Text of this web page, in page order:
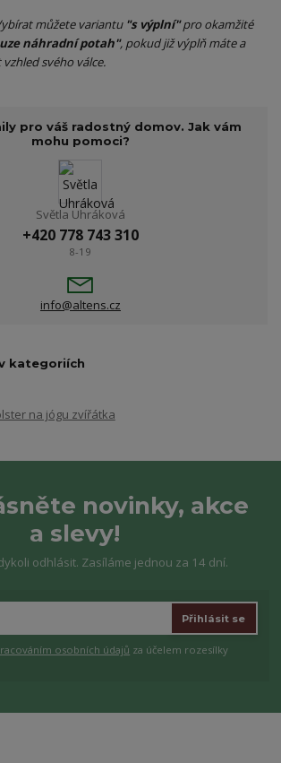
můžete variantu "s výplní"pro okamžité
náhradní potah", pokud již výplň máte a
svého válce.
pro váš radostný domov. Jak vám
mohu pomoci?
Světla Uhráková
+420 778 743 310
8-19
info@altens.cz
kategoriích
na jógu zvířátka
novinky, akce
a slevy!
odhlásit. Zasíláme jednou za 14 dní.
Přihlásit se
osobních údajů za účelem rozesílky